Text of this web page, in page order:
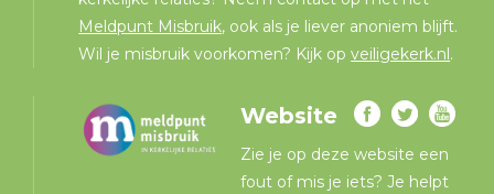
Meldpunt Misbruik, ook als je liever anoniem blijft.
Wil je misbruik voorkomen? Kijk opveiligekerk.nl.
Website
Zie je op deze website een
fout of mis je iets? Je helpt